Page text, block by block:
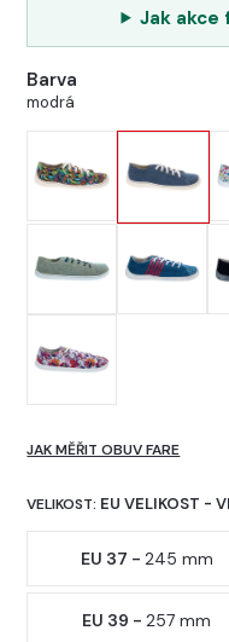
Jak akce
Barva
modrá
VELIKOST: EU VELIKOST -
JAK MĚŘIT OBUV FARE
EU 37 - 245 mm
EU 39 -257 mm